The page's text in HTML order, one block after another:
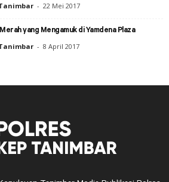
- 22 Mei 2017
yang Mengamuk di Yamdena Plaza
- 8 April 2017